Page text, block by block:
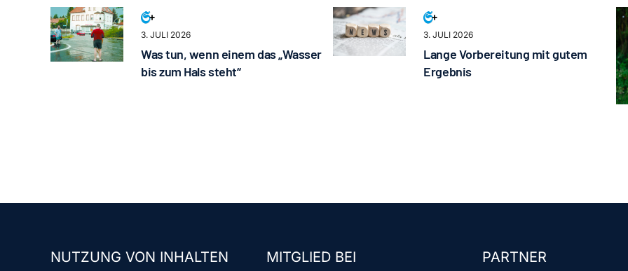
3. JULI 2026
Was tun, wenn einem das „Wasser
bis zum Hals steht“
3. JULI 2026
Lange Vorbereitung mit gutem
Ergebnis
NUTZUNG VON INHALTEN
MITGLIED BEI PARTNER